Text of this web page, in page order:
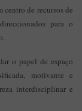
de recursos de
para o
o papel de espaço
motivante e
interdisciplinar e